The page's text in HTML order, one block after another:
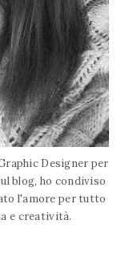
Designer per
blog, ho condiviso
l'amore per tutto
e creatività.